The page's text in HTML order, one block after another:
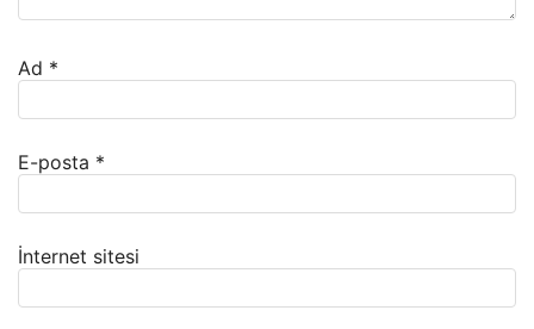
Ad *
E-posta *
İnternet sitesi